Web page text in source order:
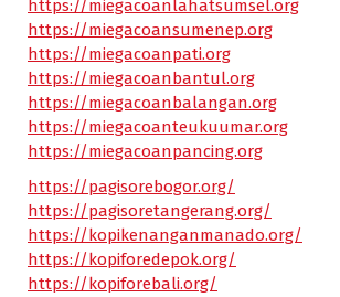
https://miegacoanlahatsumsel.org
https://miegacoansumenep.org
https://miegacoanpati.org
https://miegacoanbantul.org
https://miegacoanbalangan.org
https://miegacoanteukuumar.org
https://miegacoanpancing.org
https://pagisorebogor.org/
https://pagisoretangerang.org/
https://kopikenanganmanado.org/
https://kopiforedepok.org/
https://kopiforebali.org/